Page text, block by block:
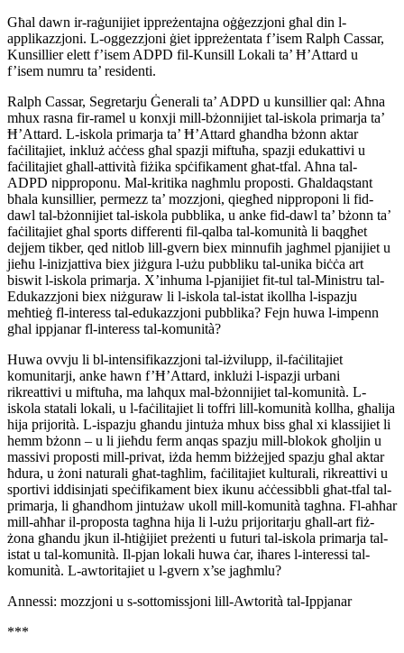
Għal dawn ir-raġunijiet ippreżentajna oġġezzjoni għal din l-
applikazzjoni. L-oggezzjoni ġiet ippreżentata f’isem Ralph Cassar,
Kunsillier elett f’isem ADPD fil-Kunsill Lokali ta’ Ħ’Attard u
f’isem numru ta’ residenti.
Ralph Cassar, Segretarju Ġenerali ta’ ADPD u kunsillier qal: Aħna
mhux rasna fir-ramel u konxji mill-bżonnijiet tal-iskola primarja ta’
Ħ’Attard. L-iskola primarja ta’ Ħ’Attard għandha bżonn aktar
faċilitajiet, inkluż aċċess għal spazji miftuħa, spazji edukattivi u
faċilitajiet għall-attività fiżika spċifikament għat-tfal. Aħna tal-
ADPD nipproponu. Mal-kritika nagħmlu proposti. Għaldaqstant
bħala kunsillier, permezz ta’ mozzjoni, qiegħed nipproponi li fid-
dawl tal-bżonnijiet tal-iskola pubblika, u anke fid-dawl ta’ bżonn ta’
faċilitajiet għal sports differenti fil-qalba tal-komunità li baqgħet
dejjem tikber, qed nitlob lill-gvern biex minnufih jagħmel pjanijiet u
jieħu l-inizjattiva biex jiżgura l-użu pubbliku tal-unika biċċa art
biswit l-iskola primarja. X’inhuma l-pjanijiet fit-tul tal-Ministru tal-
Edukazzjoni biex niżguraw li l-iskola tal-istat ikollha l-ispazju
meħtieġ fl-interess tal-edukazzjoni pubblika? Fejn huwa l-impenn
għal ippjanar fl-interess tal-komunità?
Huwa ovvju li bl-intensifikazzjoni tal-iżvilupp, il-faċilitajiet
komunitarji, anke hawn f’Ħ’Attard, inklużi l-ispazji urbani
rikreattivi u miftuħa, ma laħqux mal-bżonnijiet tal-komunità. L-
iskola statali lokali, u l-faċilitajiet li toffri lill-komunità kollha, għalija
hija prijorità. L-ispazju għandu jintuża mhux biss għal xi klassijiet li
hemm bżonn – u li jieħdu ferm anqas spazju mill-blokok għoljin u
massivi proposti mill-privat, iżda hemm biżżejjed spazju għal aktar
ħdura, u żoni naturali għat-tagħlim, faċilitajiet kulturali, rikreattivi u
sportivi iddisinjati speċifikament biex ikunu aċċessibbli għat-tfal tal-
primarja, li għandhom jintużaw ukoll mill-komunità tagħna. Fl-aħħar
mill-aħħar il-proposta tagħna hija li l-użu prijoritarju għall-art fiż-
żona għandu jkun il-ħtiġijiet preżenti u futuri tal-iskola primarja tal-
istat u tal-komunità. Il-pjan lokali huwa ċar, iħares l-interessi tal-
komunità. L-awtoritajiet u l-gvern x’se jagħmlu?
Annessi: mozzjoni u s-sottomissjoni lill-Awtorità tal-Ippjanar
***